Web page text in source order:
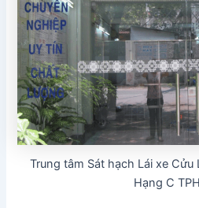
Trung tâm Sát hạch Lái xe Cửu
Hạng C